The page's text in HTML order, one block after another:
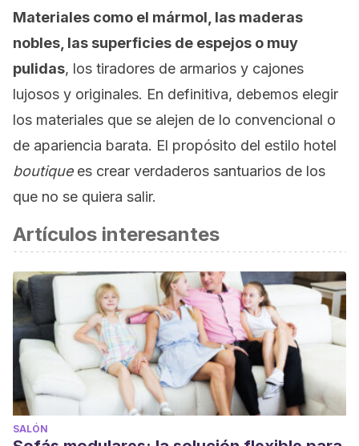
Materiales como el mármol, las maderas
nobles, las superficies de espejos o muy
pulidas, los tiradores de armarios y cajones
lujosos y originales. En definitiva, debemos elegir
los materiales que se alejen de lo convencional o
de apariencia barata. El propósito del estilo hotel
boutiquees crear verdaderos santuarios de los
que no se quiera salir.
Artículos interesantes
SALÓN